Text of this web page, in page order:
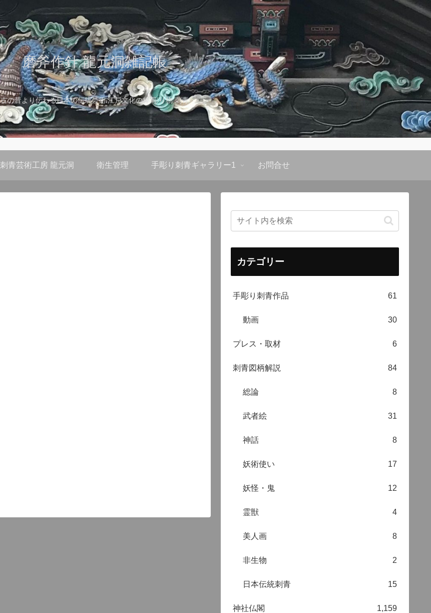
磨斧作針 龍元洞雑記帳
古の昔より伝わる日本の伝統芸術 江戸文化の粋 彫り物 刺青
刺青芸術工房 龍元洞 衛生管理 手彫り刺青ギャラリー1 お問合せ
カテゴリー
手彫り刺青作品 61
動画 30
プレス・取材 6
刺青図柄解説 84
総論 8
武者絵 31
神話 8
妖術使い 17
妖怪・鬼 12
霊獣 4
美人画 8
非生物 2
日本伝統刺青 15
神社仏閣 1,159